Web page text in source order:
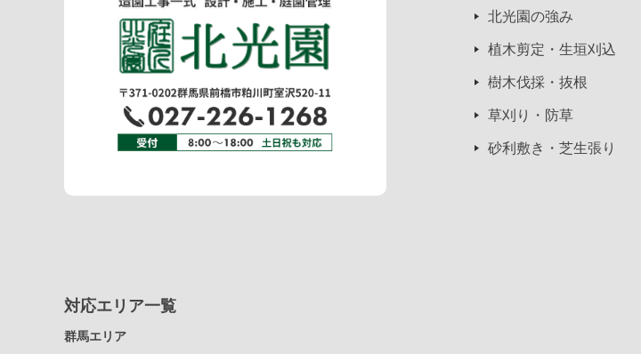
北光園の強み
植木剪定・生垣刈込
樹木伐採・抜根
草刈り・防草
砂利敷き・芝生張り
対応エリア一覧
群馬エリア